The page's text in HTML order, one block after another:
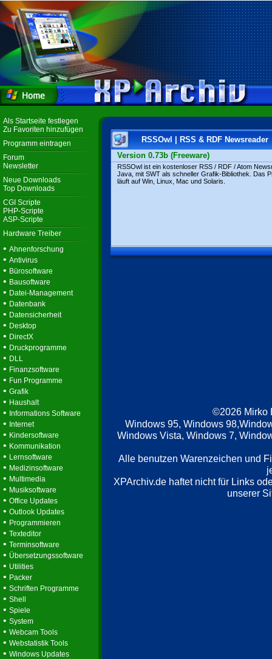
Als Startseite festlegen
Zu Favoriten hinzufügen
Programm eintragen
Forum
Newsletter
Neue Downloads
Top Downloads
CGI Scripte
PHP-Scripte
ASP-Scripte
Hardware Treiber
• Ahnenforschung
• Antivirus
• Bürosoftware
• Bausoftware
• Datei-Management
• Datenbank
• Datensicherheit
• Desktop
• DirectX
• Druckprogramme
• DLL
• Finanzsoftware
• Fun Programme
• Grafik
• Haushalt
• Informations Software
• Internet
• Kindersoftware
• Kommunikation
• Lernsoftware
• Medizinsoftware
• Multimedia
• Musiksoftware
• Office Updates
• Outlook Updates
• Programmieren
• Texteditor
• Terminsoftware
• Übersetzungssoftware
• Utilities
• Packer
• Schriften Programme
• Shell
• Spiele
• System
• Webcam Tools
• Webstatistik Tools
• Windows Updates
RSSOwl | RSS & RDF Newsreader
Version 0.73b (Freeware)
RSSOwl ist ein kostenloser RSS / RDF / Atom
Java, mit SWT als schneller Grafik-Bibliothek. Das
läuft auf Win, Linux, Mac und Solaris.
©2026 Mirko
Windows 95, Windows
Windows Vista, Windows 7,
Alle benutzen Warenzeichen und
XPArchiv.de haftet nicht für Links
unserer